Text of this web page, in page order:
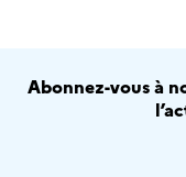
Abonnez-vous à